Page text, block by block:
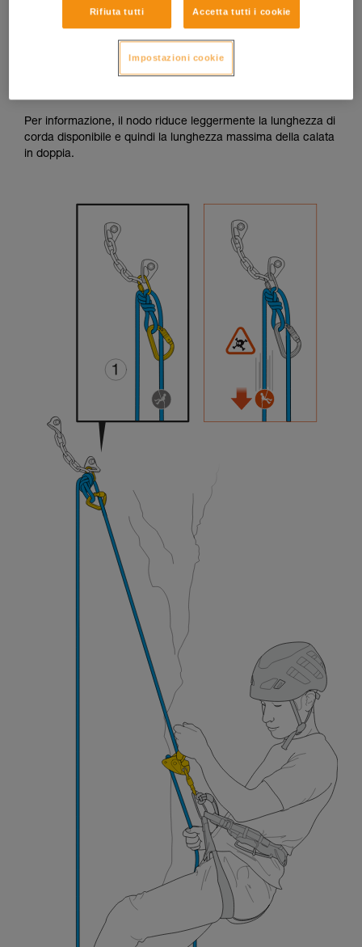
nodo bloccato, l’altro capo serve solo a recuperare la corda.
Attenzione, la dimensione del nodo deve essere maggiore di
quella della maglia rapida della sosta. Se il nodo attraversa la
maglia rapida, la caduta sarà arrestata, ma il recupero di
Per informazione, il nodo riduce leggermente la lunghezza di
corda disponibile e quindi la lunghezza massima della calata
in doppia.
Rifiuta tutti Accetta tutti i cookie
Impostazioni cookie